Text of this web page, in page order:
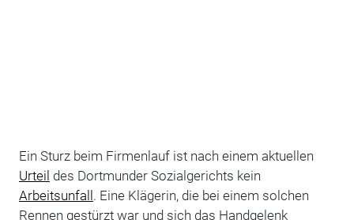
Ein Sturz beim Firmenlauf ist nach einem aktuellen
Urteil des Dortmunder Sozialgerichts kein
Arbeitsunfall. Eine Klägerin, die bei einem solchen
Rennen gestürzt war und sich das Handgelenk